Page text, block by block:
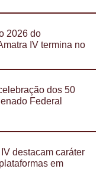
2026 do
IV termina no
dos 50
Federal
destacam caráter
em